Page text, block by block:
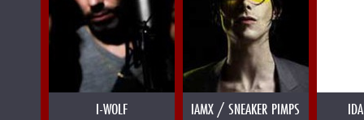
I-WOLF IAMX / SNEAKER PIMPS